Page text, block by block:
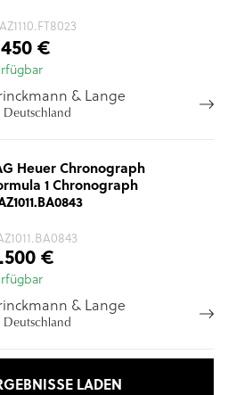
€
& Lange
Deutschland
Heuer Chronograph
1 Chronograph
€
& Lange
Deutschland
LADEN